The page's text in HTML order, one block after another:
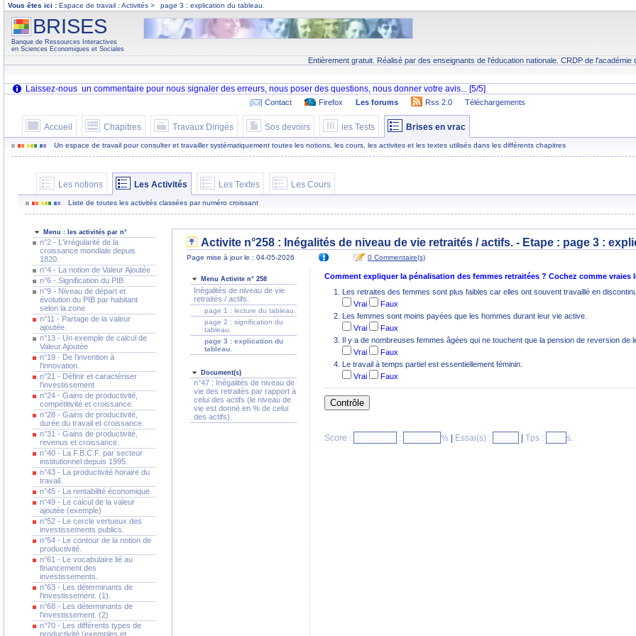
Vous êtes ici : Espace de travail : Activités > page 3 : explication du tableau.
BRISES
Banque de Ressources Interactives
en Sciences Economiques et Sociales
Entièrement gratuit. Réalisé par des enseignants de l'éducation nationale. CRDP de l'académie
Contact Firefox Les forums Rss 2.0 Téléchargements
Accueil Chapitres Travaux Dirigés Sos devoirs les Tests Brises en vrac
Un espace de travail pour consulter et travailler systématiquement toutes les notions, les cours, les activites et les textes utilisés dans les différents chapitres
Les notions Les Activités Les Textes Les Cours
Liste de toutes les activités classées par numéro croissant
Menu : les activités par n°
n°2 - L'irrégularité de la
croissance mondiale depuis
1820.
n°4 - La notion de Valeur Ajoutée
n°6 - Signification du PIB
n°9 - Niveau de départ et
évolution du PIB par habitant
selon la zone
n°11 - Partage de la valeur
ajoutée.
n°13 - Un exemple de calcul de
Valeur Ajoutée
n°19 - De l'invention à
l'innovation.
n°21 - Définir et caractériser
l'investissement
n°24 - Gains de productivité,
compétitivité et croissance.
n°28 - Gains de productivité,
durée du travail et croissance.
n°31 - Gains de productivité,
revenus et croissance.
n°40 - La F.B.C.F. par secteur
institutionnel depuis 1995.
n°43 - La productivité horaire du
travail.
n°45 - La rentabilité économique
n°49 - Le calcul de la valeur
ajoutée (exemple)
n°52 - Le cercle vertueux des
investissements publics.
n°54 - Le contour de la notion de
productivité.
n°61 - Le vocabulaire lié au
financement des
investissements.
n°63 - Les déterminants de
l'investissement. (1).
n°68 - Les déterminants de
l'investissement. (2)
n°70 - Les différents types de
productivité (exemples et
Activite n°258 : Inégalités de niveau de vie retraités / actifs. - Etape : page 3 :
Page mise à jour le : 04-05-2026 0 Commentaire(s)
Menu Activite n° 258
Inégalités de niveau de vie
retraités / actifs.
page 1 : lecture du tableau.
page 2 : signification du
tableau.
page 3 : explication du
tableau.
Document(s)
n°47 : Inégalités de niveau de
vie des retraités par rapport à
celui des actifs (le niveau de
vie est donné en % de celui
des actifs).
Comment expliquer la pénalisation des femmes retraitées ? Cochez comme
Les retraites des femmes sont plus faibles car elles ont souvent travaillé en
Vrai
Faux
Les femmes sont moins payées que les hommes durant leur vie active.
Vrai
Faux
Il y a de nombreuses femmes âgées qui ne touchent que la pension de reversion de
Vrai
Faux
Le travail à temps partiel est essentiellement féminin.
Vrai
Faux
Score : : % Essai(s) : Tps : s.